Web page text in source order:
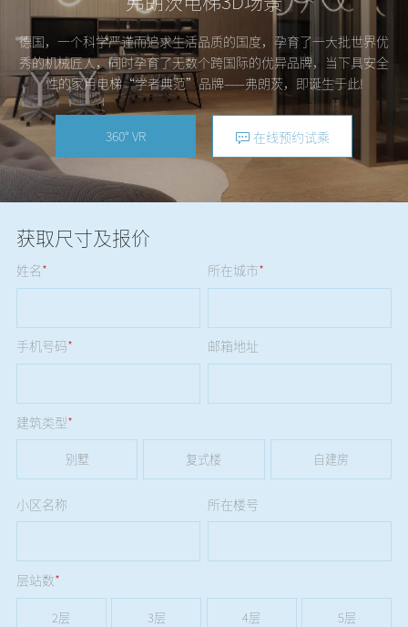
德国，一个科学严谨而追求生活品质的国度，孕育了一大批世界优
秀的机械匠人，同时孕育了无数个跨国际的优异品牌，当下具安全
性的家用电梯“学者典范”品牌——弗朗茨，即诞生于此!
360° VR 在线预约试乘
获取尺寸及报价
姓名* 所在城市*
手机号码* 邮箱地址
建筑类型*
别墅 复式楼 自建房
小区名称 所在楼号
层站数*
2层 3层 4层 5层